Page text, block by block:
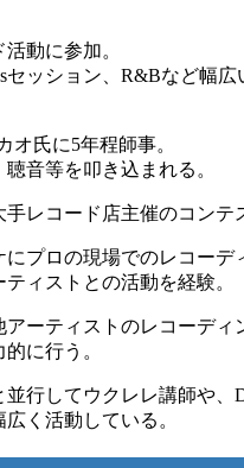
動に参加。
セッション、R&Bなど幅
オ氏に5年程師事。
音等を叩き込まれる。
レコード店主催のコン
プロの現場でのレコー
ィストとの活動を経験。
ーティストのレコーデ
に行う。
行してウクレレ講師や
く活動している。